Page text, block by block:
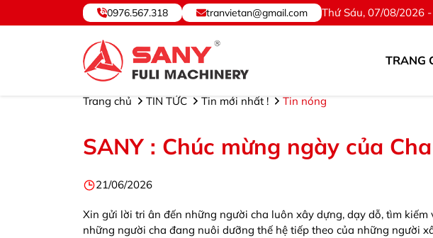
SANY VIỆT NAM ® - Cung cấp, Bảo hành Thiết bị và Phụ tùng. ©Hotline:
0976.567.318 tranvietan@gmail.com Thứ Sáu, 07/08/2026
TRANG
Trang chủ TIN TỨC Tin mới nhất ! Tin nóng
SANY : Chúc mừng ngày của
21/06/2026
Xin gửi lời tri ân đến những người cha luôn xây dựng, dạy dỗ, tìm kiếm
những người cha đang nuôi dưỡng thế hệ tiếp theo của những người